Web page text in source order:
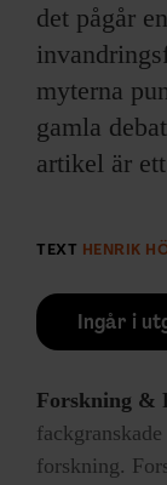
det pågår
myterna
gamla
artikel är
TEXT HENRIK
Ingår i
Forskning &
forskning.